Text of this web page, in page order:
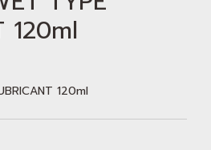
120ml
120ml